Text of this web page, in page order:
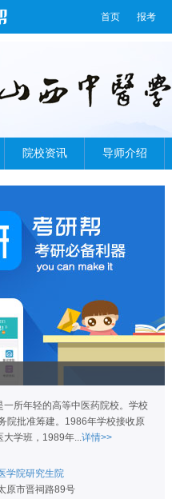
首页 报考
院校资讯 导师介绍
一所年轻的高等中医药院校。学校
院批准筹建。1986年学校接收原
大学班，1989年...详情>>
学院研究生院
原市晋祠路89号